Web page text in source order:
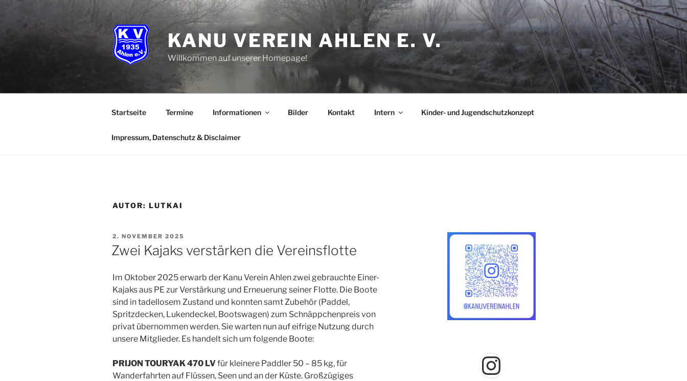
Zum
springen
KANU VEREIN AHLEN E. V.
Willkommen auf unserer Homepage!
Startseite Termine Informationen Bilder Kontakt Intern Kinder- und Jugendschutzkonzept
Impressum, Datenschutz & Disclaimer
AUTOR: LUTKAI
VERÖFFENTLICHT
AM
2. NOVEMBER 2025
Zwei Kajaks verstärken die Vereinsflotte
Im Oktober 2025 erwarb der Kanu Verein Ahlen zwei gebrauchte Einer-
Kajaks aus PE zur Verstärkung und Erneuerung seiner Flotte. Die Boote
sind in tadellosem Zustand und konnten samt Zubehör (Paddel,
Spritzdecken, Lukendeckel, Bootswagen) zum Schnäppchenpreis von
privat übernommen werden. Sie warten nun auf eifrige Nutzung durch
unsere Mitglieder. Es handelt sich um folgende Boote:
PRIJON TOURYAK 470 LVfür kleinere Paddler 50 – 85 kg, für
Wanderfahrten auf Flüssen, Seen und an der Küste. Großzügiges
Instagram